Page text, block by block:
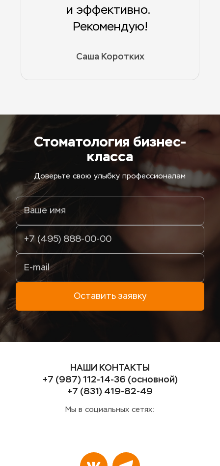
и эффективно.
Рекомендую!
Саша Коротких
Стоматология бизнес-
класса
Доверьте свою улыбку профессионалам
Оставить заявку
НАШИ КОНТАКТЫ
+7 (987) 112-14-36 (основной)
+7 (831) 419-82-49
Мы в социальных сетях: